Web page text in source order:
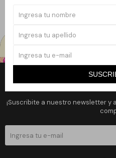
¡Suscribite a nuestro newsletter y